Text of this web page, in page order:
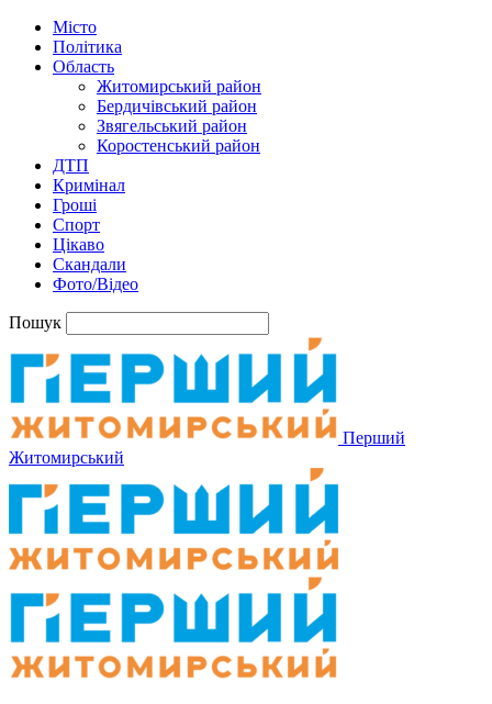
Місто
Політика
Область
Житомирський район
Бердичівський район
Звягельський район
Коростенський район
ДТП
Кримінал
Гроші
Спорт
Цікаво
Скандали
Фото/Відео
Пошук
Перший
Житомирський